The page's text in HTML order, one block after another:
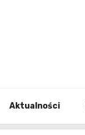
Aktualności